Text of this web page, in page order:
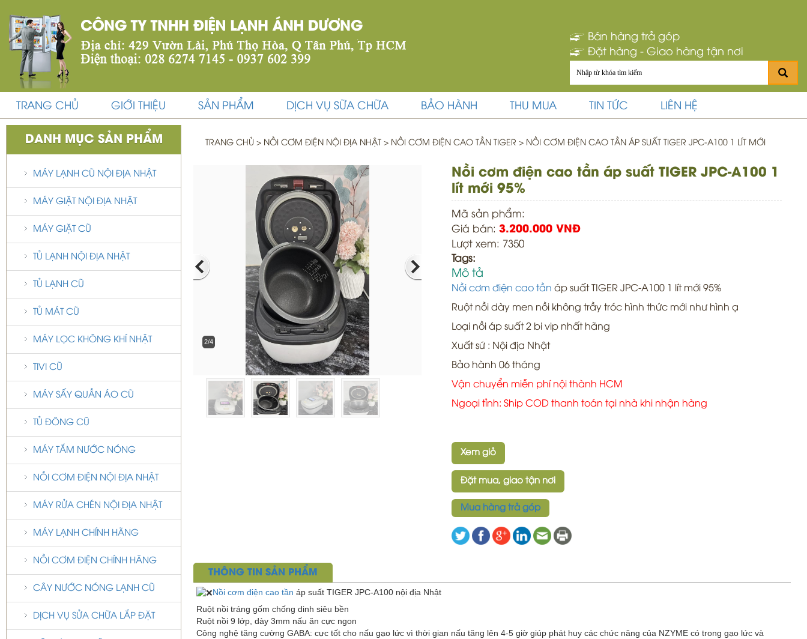
Bán hàng trả góp
Đặt hàng - Giao hàng tận nơi
TRANG CHỦ GIỚI THIỆU SẢN PHẨM DỊCH VỤ SỮA CHỮA BẢO HÀNH THU MUA TIN TỨC LIÊN HỆ
DANH MỤC SẢN PHẨM
MÁY LẠNH CŨ NỘI ĐỊA NHẬT
MÁY GIẶT NỘI ĐỊA NHẬT
MÁY GIẶT CŨ
TỦ LẠNH NỘI ĐỊA NHẬT
TỦ LẠNH CŨ
TỦ MÁT CŨ
MÁY LỌC KHÔNG KHÍ NHẬT
TIVI CŨ
MÁY SẤY QUẦN ÁO CŨ
TỦ ĐÔNG CŨ
MÁY TẮM NƯỚC NÓNG
NỒI CƠM ĐIỆN NỘI ĐỊA NHẬT
MÁY RỬA CHÉN NỘI ĐỊA NHẬT
MÁY LẠNH CHÍNH HÃNG
NỒI CƠM ĐIỆN CHÍNH HÃNG
CÂY NƯỚC NÓNG LẠNH CŨ
DỊCH VỤ SỬA CHỮA LẮP ĐẶT
TRANG CHỦ > NỒI CƠM ĐIỆN NỘI ĐỊA NHẬT > NỒI CƠM ĐIỆN CAO TẦN TIGER > NỒI CƠM ĐIỆN CAO TẦN ÁP SUẤT TIGER JPC-A100 1 LÍT MỚI
2/4
Nồi cơm điện cao tần áp suất TIGER JPC-A100 1
lít mới 95%
Mã sản phẩm:
Giá bán: 3.200.000 VNĐ
Lượt xem: 7350
Tags:
Mô tả
Nồi cơm điện cao tần áp suất TIGER JPC-A100 1 lít mới 95%
Ruột nồi dày men nồi không trầy tróc hình thức mới như hình ạ
Loại nồi áp suất 2 bi vip nhất hãng
Xuất sứ : Nội địa Nhật
Bảo hành 06 tháng
Vận chuyển miễn phí nội thành HCM
Ngoại tỉnh: Ship COD thanh toán tại nhà khi nhận hàng
Xem giỏ
Đặt mua, giao tận nơi
Mua hàng trả góp
THÔNG TIN SẢN PHẨM
Nồi cơm điện cao tần áp suất TIGER JPC-A100 nội địa Nhật
Ruột nồi tráng gốm chống dinh siêu bền
Ruột nồi 9 lớp, dày 3mm nấu ăn cực ngon
Công nghệ tăng cường GABA: cực tốt cho nấu gạo lức vì thời gian nấu tăng lên 4-5 giờ giúp phát huy các chức năng của NZYME có trong gạo lức và